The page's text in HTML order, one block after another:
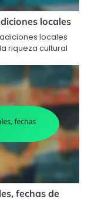
locales
locales
riqueza cultural
fechas de